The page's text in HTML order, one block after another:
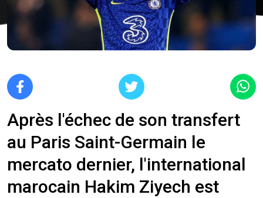
Après l'échec de son transfert
au Paris Saint-Germain le
mercato dernier, l'international
marocain Hakim Ziyech est